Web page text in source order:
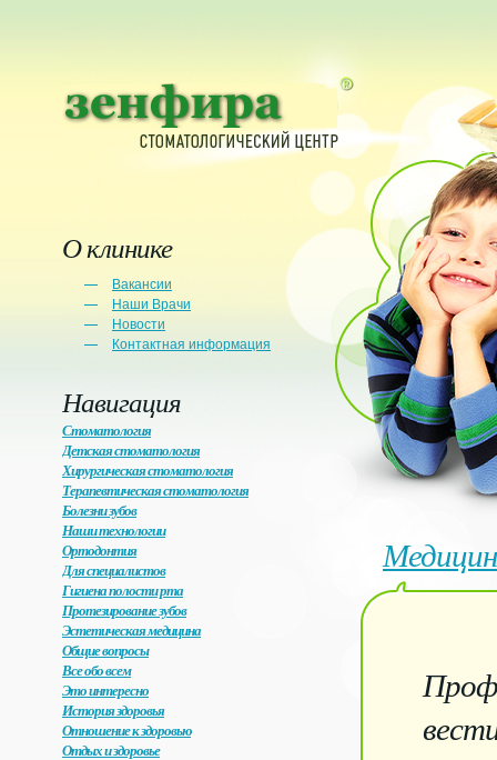
О клинике
Вакансии
Наши Врачи
Новости
Контактная информация
Навигация
Стоматология
Детская стоматология
Хирургическая стоматология
Терапевтическая стоматология
Болезни зубов
Наши технологии
Ортодонтия
Для специалистов
Гигиена полости рта
Протезирование зубов
Эстетическая медицина
Общие вопросы
Все обо всем
Это интересно
История здоровья
Отношение к здоровью
Отдых и здоровье